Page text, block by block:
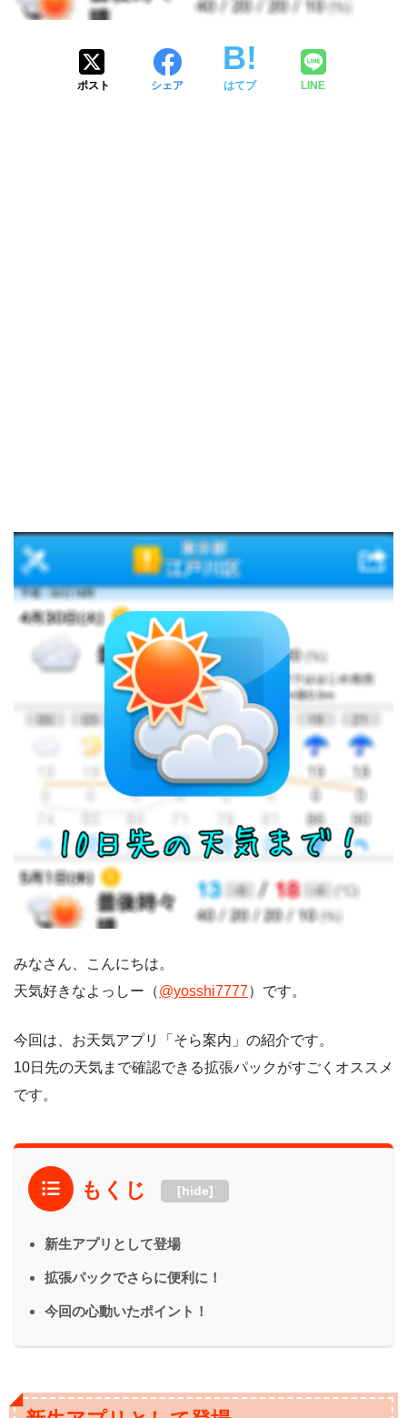
ポスト シェア はてブ LINE
みなさん、こんにちは。
天気好きなよっしー（@yosshi7777）です。
今回は、お天気アプリ「そら案内」の紹介です。
10日先の天気まで確認できる拡張パックがすごくオススメ
です。
もくじ [hide]
新生アプリとして登場
拡張パックでさらに便利に！
今回の心動いたポイント！